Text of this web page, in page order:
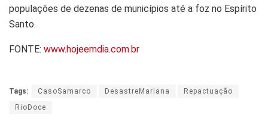
populações de dezenas de municípios até a foz no Espírito
Santo.
FONTE: www.hojeemdia.com.br
Tags: CasoSamarco DesastreMariana
Repactuação
RioDoce